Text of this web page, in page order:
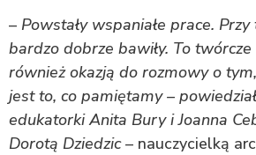
– Powstały wspaniałe prace.
bardzo dobrze bawiły. To
również okazją do rozmowy o
jest to, co pamiętamy –
edukatorki Anita Bury i Joanna
Dorotą Dziedzic– nauczycielką